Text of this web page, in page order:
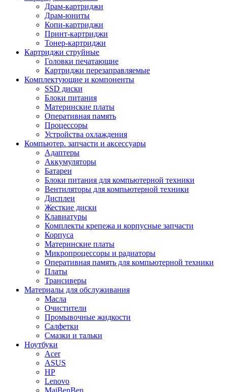
Драм-картриджи
Драм-юниты
Копи-картриджи
Принт-картриджи
Тонер-картриджи
Картриджи струйные
Головки печатающие
Картриджи перезаправляемые
Комплектующие и компоненты
SSD диски
Блоки питания
Материнские платы
Оперативная память
Процессоры
Устройства охлаждения
Компьютер. запчасти и аксессуары
Адаптеры
Аккумуляторы
Батареи
Блоки питания для компьютерной техники
Вентиляторы для компьютерной техники
Дисплеи
Жесткие диски
Клавиатуры
Комплекты крепежа и корпусные запчасти
Корпуса
Материнские платы
Микропроцессоры и радиаторы
Оперативная память для компьютерной техники
Платы
Трансиверы
Материалы для обслуживания
Масла
Очистители
Промывочные жидкости
Салфетки
Смазки и тальки
Ноутбуки
Acer
ASUS
HP
Lenovo
MaiBenBen